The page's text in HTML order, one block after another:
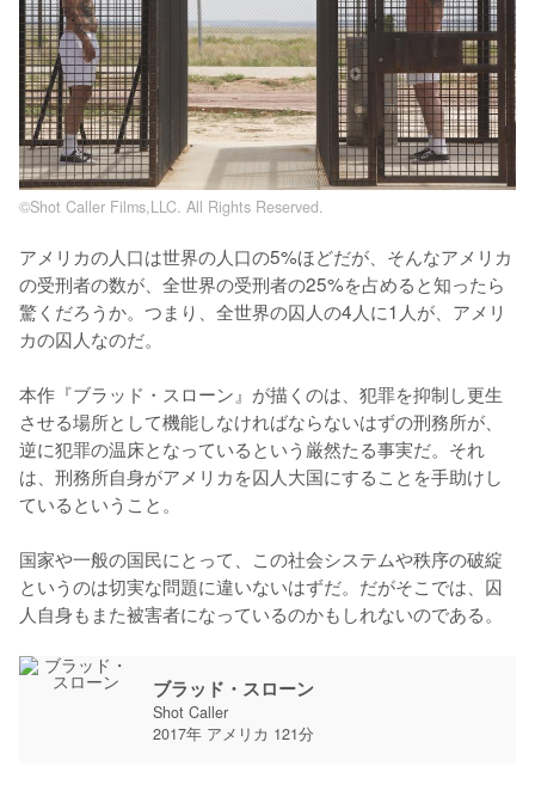
©Shot Caller Films,LLC. All Rights Reserved.
アメリカの人口は世界の人口の5%ほどだが、そんなアメリカ
の受刑者の数が、全世界の受刑者の25%を占めると知ったら
驚くだろうか。つまり、全世界の囚人の4人に1人が、アメリ
カの囚人なのだ。
本作『ブラッド・スローン』が描くのは、犯罪を抑制し更生
させる場所として機能しなければならないはずの刑務所が、
逆に犯罪の温床となっているという厳然たる事実だ。それ
は、刑務所自身がアメリカを囚人大国にすることを手助けし
ているということ。
国家や一般の国民にとって、この社会システムや秩序の破綻
というのは切実な問題に違いないはずだ。だがそこでは、囚
人自身もまた被害者になっているのかもしれないのである。
ブラッド・スローン
Shot Caller
2017年 アメリカ 121分